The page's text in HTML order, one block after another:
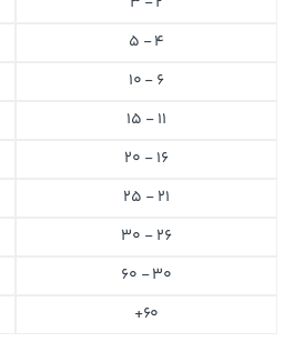
4 - 5
6 - 10
11 - 15
16 - 20
21 - 25
26 - 30
30 - 60
60+